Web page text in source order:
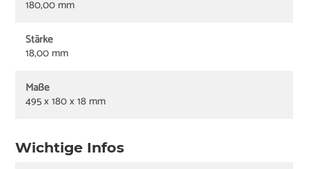
180,00 mm
Stärke
18,00 mm
Maße
495 x 180 x 18 mm
Wichtige Infos